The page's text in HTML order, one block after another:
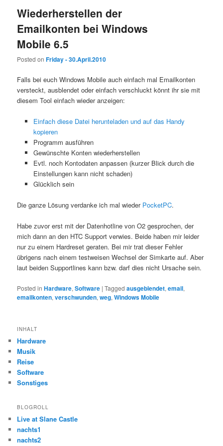
Wiederherstellen der
Emailkonten bei Windows
Mobile 6.5
Posted onFriday - 30.April.2010
Falls bei euch Windows Mobile auch einfach mal Emailkonten
versteckt, ausblendet oder einfach verschluckt könnt ihr sie mit
diesem Tool einfach wieder anzeigen:
Einfach diese Datei herunteladen und auf das Handy
kopieren
Programm ausführen
Gewünschte Konten wiederherstellen
Evtl. noch Kontodaten anpassen (kurzer Blick durch die
Einstellungen kann nicht schaden)
Glücklich sein
Die ganze Lösung verdanke ich mal wieder PocketPC.
Habe zuvor erst mit der Datenhotline von O2 gesprochen, der
mich dann an den HTC Support verwies. Beide haben mir leider
nur zu einem Hardreset geraten. Bei mir trat dieser Fehler
übrigens nach einem testweisen Wechsel der Simkarte auf. Aber
laut beiden Supportlines kann bzw. darf dies nicht Ursache sein.
Posted in Hardware,Software |Tagged ausgeblendet,email,
emailkonten,verschwunden,weg,Windows Mobile
INHALT
Hardware
Musik
Reise
Software
Sonstiges
BLOGROLL
Live at Slane Castle
nachts1
nachts2